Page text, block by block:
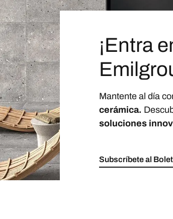
¡Entra
Mantente al día
cerámica.
soluciones
Subscríbete al